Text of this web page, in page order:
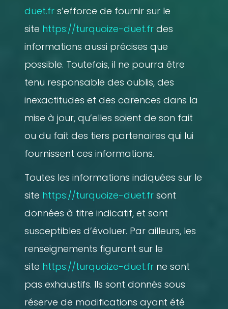
duet.frs’efforce de fournir sur le
site https://turquoize-duet.frdes
informations aussi précises que
possible. Toutefois, il ne pourra être
tenu responsable des oublis, des
inexactitudes et des carences dans la
mise à jour, qu’elles soient de son fait
ou du fait des tiers partenaires qui lui
fournissent ces informations.
Toutes les informations indiquées sur le
site https://turquoize-duet.frsont
données à titre indicatif, et sont
susceptibles d’évoluer. Par ailleurs, les
renseignements figurant sur le
site https://turquoize-duet.frne sont
pas exhaustifs. Ils sont donnés sous
réserve de modifications ayant été